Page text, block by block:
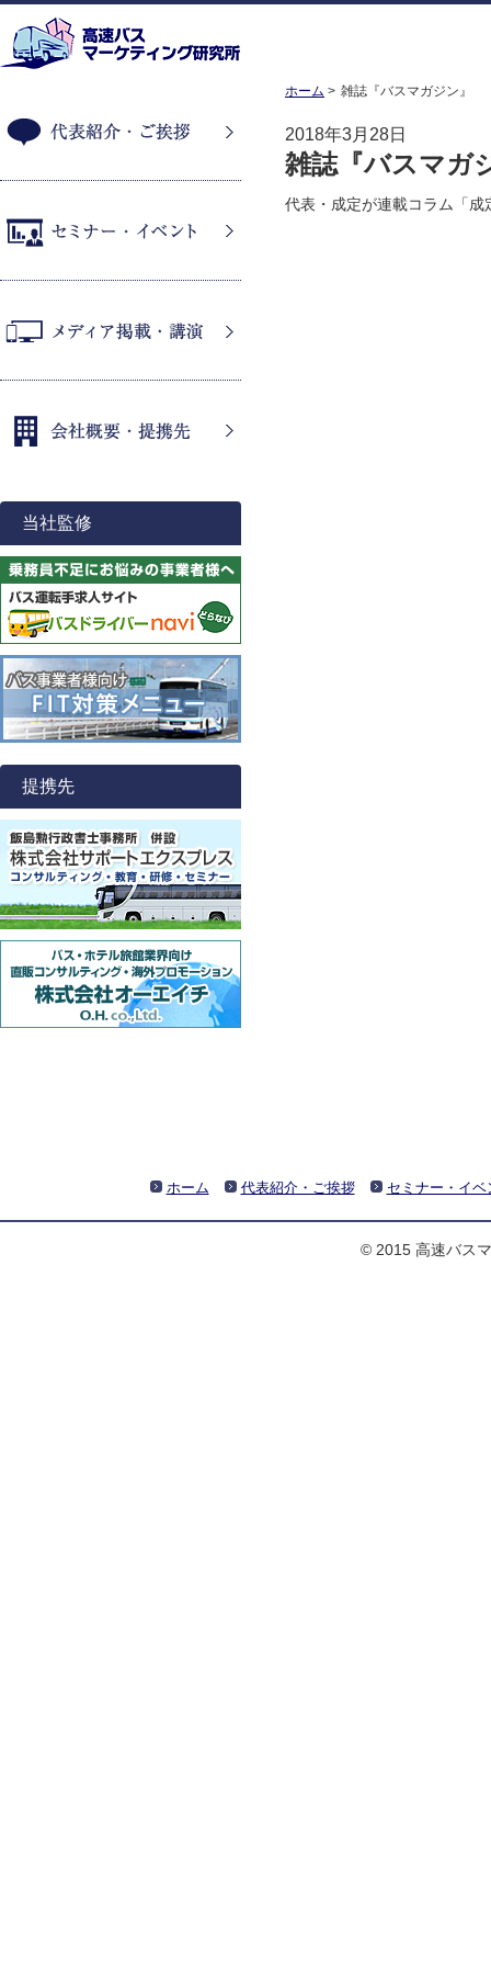
ホーム 雑誌『バスマガジン』
2018年3月28日
雑誌『バスマガ
代表・成定が連載コラム「成
当社監修
提携先
ホーム 代表紹介・ご挨拶 セミナー・イベ
© 2015 高速バス